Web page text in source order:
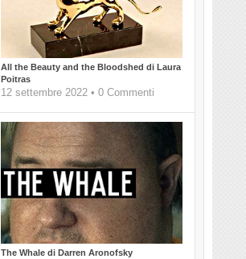
All the Beauty and the Bloodshed di Laura
Poitras
12 settembre 2022 • 0 Commenti
The Whale di Darren Aronofsky